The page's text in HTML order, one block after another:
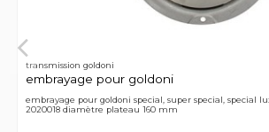
transmission goldoni
embrayage pour goldoni
embrayage pour goldoni special, super special, special
2020018 diamètre plateau 160 mm